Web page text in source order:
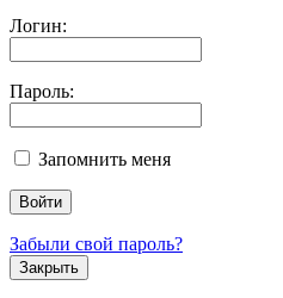
Логин:
Пароль:
Запомнить меня
Забыли свой пароль?
Закрыть